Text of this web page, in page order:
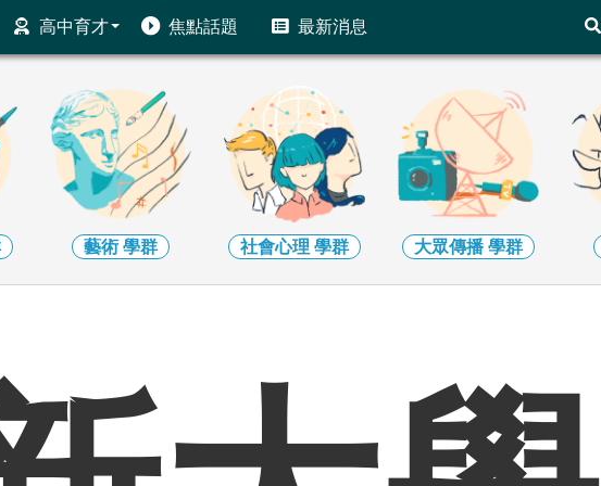
高中育才 焦點話題 最新消息
社會心理學群 大眾傳播 學群 外語學群